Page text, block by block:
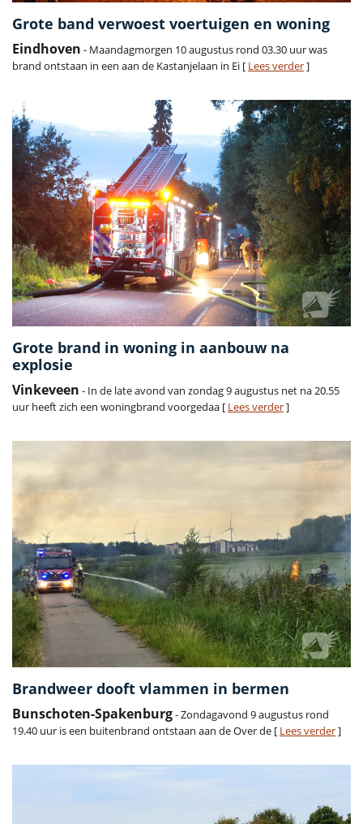
Grote band verwoest voertuigen en woning
Eindhoven - Maandagmorgen 10 augustus rond 03.30 uur was
brand ontstaan in een aan de Kastanjelaan in Ei [ Lees verder]
Grote brand in woning in aanbouw na
explosie
Vinkeveen - In de late avond van zondag 9 augustus net na 20.55
uur heeft zich een woningbrand voorgedaa [ Lees verder]
Brandweer dooft vlammen in bermen
Bunschoten-Spakenburg- Zondagavond 9 augustus rond
19.40 uur is een buitenbrand ontstaan aan de Over de [ Lees verder]